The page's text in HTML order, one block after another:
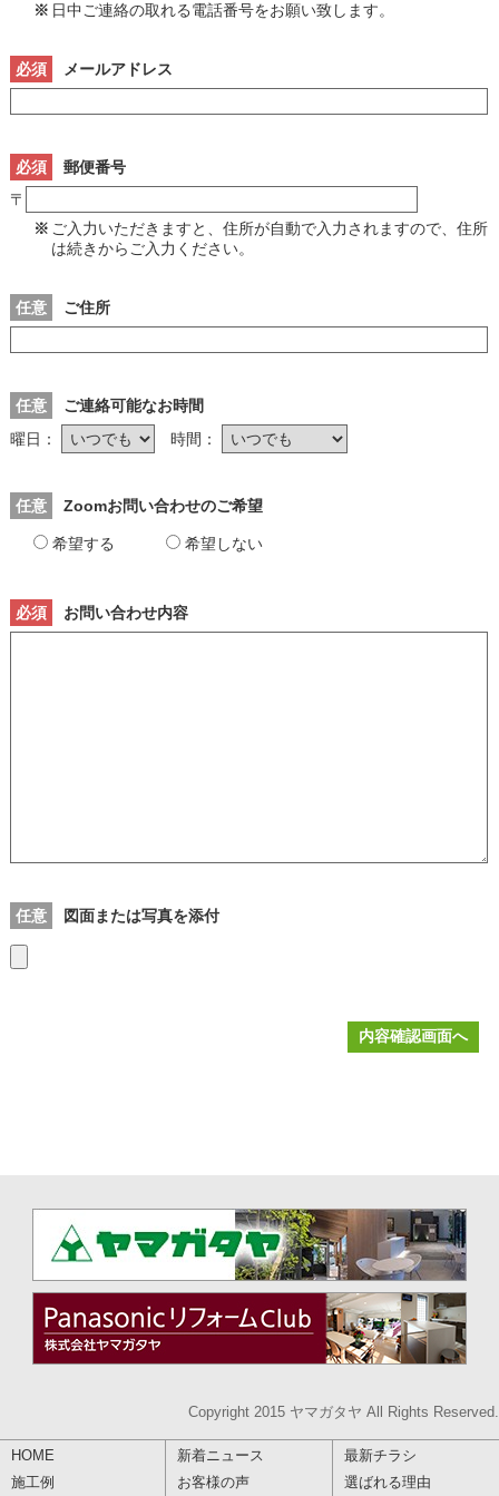
※ 日中ご連絡の取れる電話番号をお願い致します。
必須 メールアドレス
必須
郵便番号
〒
※ ご入力いただきますと、住所が自動で入力されますので、住所
は続きからご入力ください。
任意 ご住所
任意
ご連絡可能なお時間
曜日：
時間：
任意 Zoomお問い合わせのご希望
希望する 希望しない
必須 お問い合わせ内容
任意 図面または写真を添付
Copyright 2015 ヤマガタヤ All Rights Reserved.
HOME 新着ニュース
最新チラシ
施工例
お客様の声 選ばれる理由